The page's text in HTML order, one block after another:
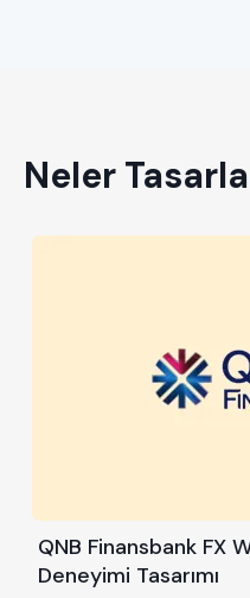
Neler
QNB Finansbank FX
Deneyimi Tasarımı